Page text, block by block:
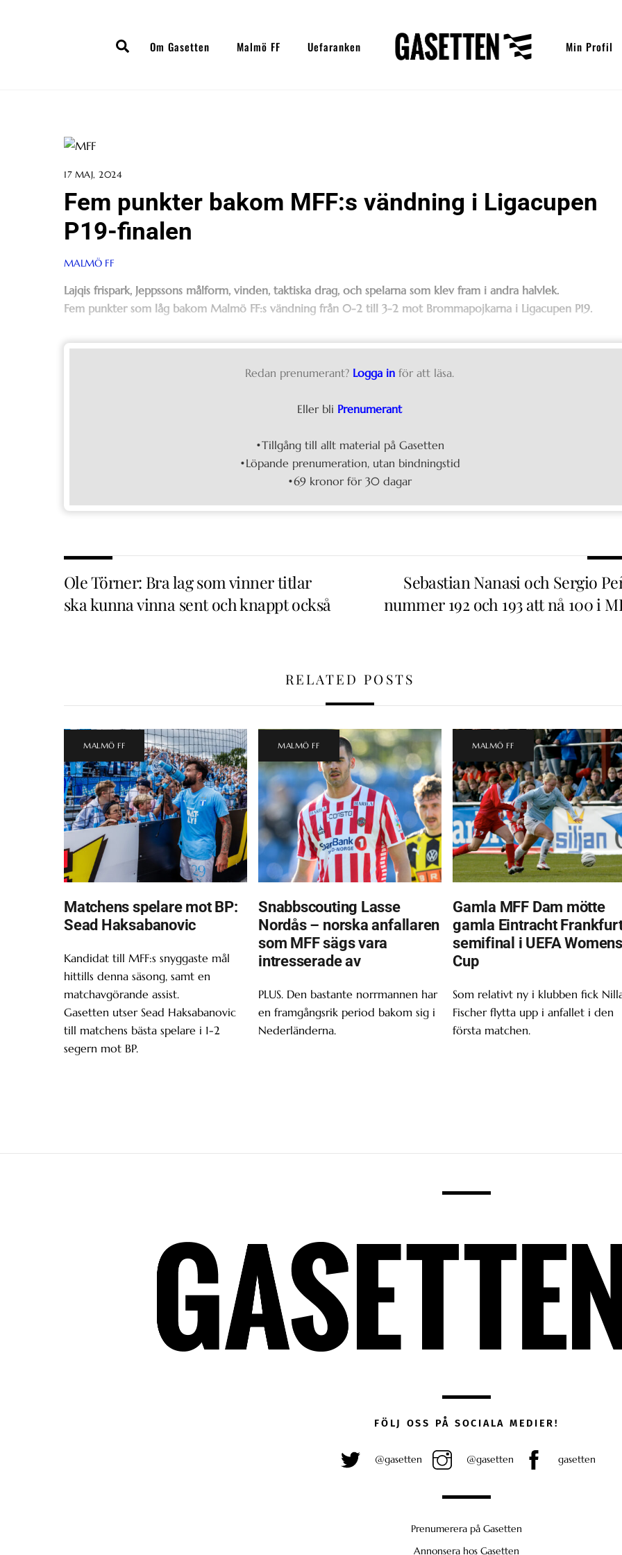
SearchOm Gasetten Malmö FF Uefaranken Min Profil
17 MAJ, 2024
Fem punkter bakom MFF:s vändning i Ligacupen
P19-finalen
MALMÖ FF
Lajqis frispark, Jeppssons målform, vinden, taktiska drag, och spelarna som klev fram i andra halvlek.
Fem punkter som låg bakom Malmö FF:s vändning från 0-2 till 3-2 mot Brommapojkarna i Ligacupen P19.
Redan prenumerant? Logga in för att läsa.
Eller bli Prenumerant
•Tillgång till allt material på Gasetten
•Löpande prenumeration, utan bindningstid
•69 kronor för 30 dagar
Ole Törner: Bra lag som vinner titlar
ska kunna vinna sent och knappt också
Sebastian Nanasi och Sergio
nummer 192 och 193 att nå 100 i
RELATED POSTS
MALMÖ FF
Matchens spelare mot BP:
Sead Haksabanovic
Kandidat till MFF:s snyggaste mål
hittills denna säsong, samt en
matchavgörande assist.
Gasetten utser Sead Haksabanovic
till matchens bästa spelare i 1-2
segern mot BP.
MALMÖ FF
Snabbscouting Lasse
Nordås – norska anfallaren
som MFF sägs vara
intresserade av
PLUS. Den bastante norrmannen har
en framgångsrik period bakom sig i
Nederländerna.
MALMÖ FF
Gamla MFF Dam mötte
gamla Eintracht
semifinal i UEFA Womens
Cup
Som relativt ny i klubben fick
Fischer flytta upp i anfallet i den
första matchen.
FÖLJ OSS PÅ SOCIALA MEDIER!
@gasetten @gasetten gasetten
Prenumerera på Gasetten
Annonsera hos Gasetten